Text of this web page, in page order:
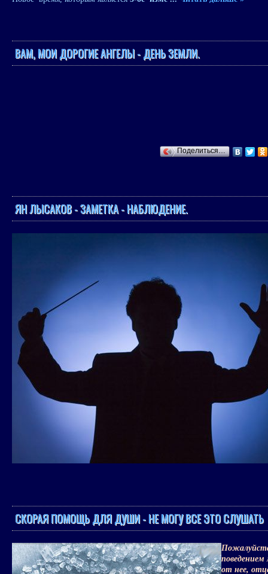
ВАМ, МОИ ДОРОГИЕ АНГЕЛЫ - ДЕНЬ ЗЕМЛИ.
Поделиться…
ЯН ЛЫСАКОВ - ЗАМЕТКА - НАБЛЮДЕНИЕ.
СКОРАЯ ПОМОЩЬ ДЛЯ ДУШИ - НЕ МОГУ ВСЕ ЭТО СЛУШАТЬ
от нее,